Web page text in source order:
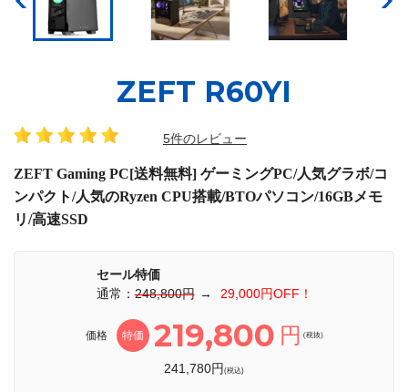
ZEFT R60YI
5件のレビュー
ZEFT Gaming PC[送料無料] ゲーミングPC/人気グラボ/コ
ンパクト/人気のRyzen CPU搭載/BTOパソコン/16GBメモ
リ/高速SSD
セール特価
通常：248,800円 → 29,000円OFF！
価格 特価 219,800 円 (税抜)
241,780円(税込)